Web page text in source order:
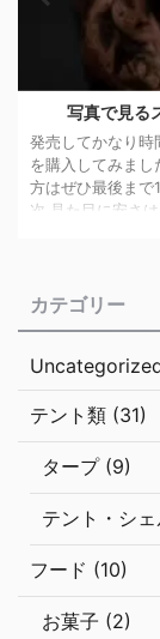
豊かな自
関東初のス
ールド ＆ ス
の連携、独
のリラクゼ
スタイルと
の直営キャ
カテゴリー
テント類 (31)
タープ (9)
テント・シ
フード (10)
お菓子 (2)